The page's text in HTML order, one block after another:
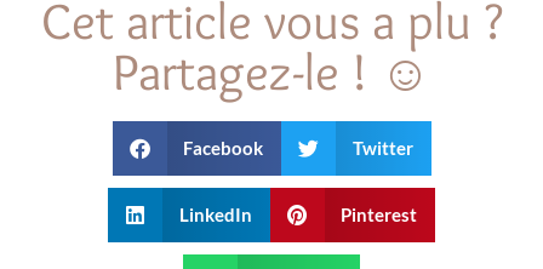
Cet article vous a plu ?
Partagez-le ! ☺
Facebook Twitter
LinkedIn Pinterest